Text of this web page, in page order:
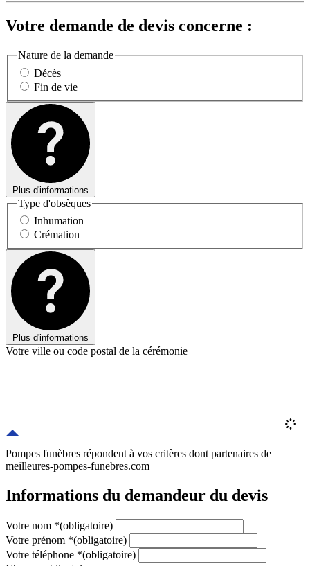
Votre demande de devis concerne :
Nature de la demande
Décès
Fin de vie
Plus d'informations
Type d'obsèques
Inhumation
Crémation
Plus d'informations
Votre ville ou code postal de la cérémonie
Pompes funèbres répondent à vos critères dont partenaires de
meilleures-pompes-funebres.com
Informations du demandeur du devis
Votre nom *(obligatoire)
Votre prénom *(obligatoire)
Votre téléphone *(obligatoire)